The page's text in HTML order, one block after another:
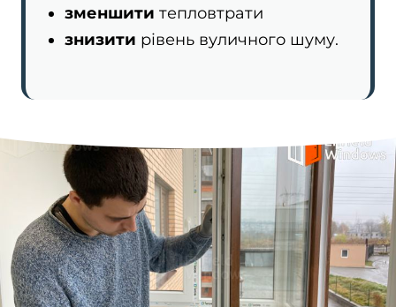
зменшити тепловтрати
знизити рівень вуличного шуму.